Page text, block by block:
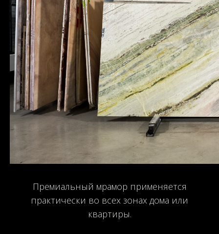
Премиальный мрамор применяется
практически во всех зонах дома или
квартиры.